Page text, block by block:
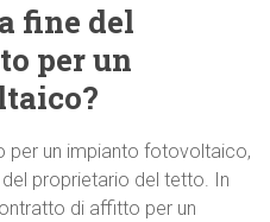
fine del
per un
per un impianto fotovoltaico,
proprietario del tetto. In
di affitto per un